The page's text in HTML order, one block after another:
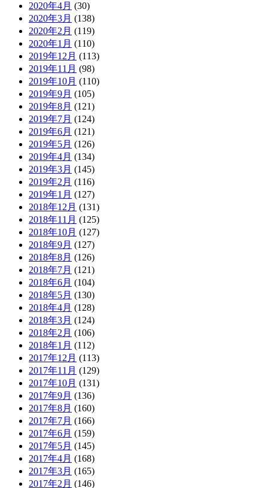
2020年4月 (30)
2020年3月 (138)
2020年2月 (119)
2020年1月 (110)
2019年12月 (113)
2019年11月 (98)
2019年10月 (110)
2019年9月 (105)
2019年8月 (121)
2019年7月 (124)
2019年6月 (121)
2019年5月 (126)
2019年4月 (134)
2019年3月 (145)
2019年2月 (116)
2019年1月 (127)
2018年12月 (131)
2018年11月 (125)
2018年10月 (127)
2018年9月 (127)
2018年8月 (126)
2018年7月 (121)
2018年6月 (104)
2018年5月 (130)
2018年4月 (128)
2018年3月 (124)
2018年2月 (106)
2018年1月 (112)
2017年12月 (113)
2017年11月 (129)
2017年10月 (131)
2017年9月 (136)
2017年8月 (160)
2017年7月 (166)
2017年6月 (159)
2017年5月 (145)
2017年4月 (168)
2017年3月 (165)
2017年2月 (146)